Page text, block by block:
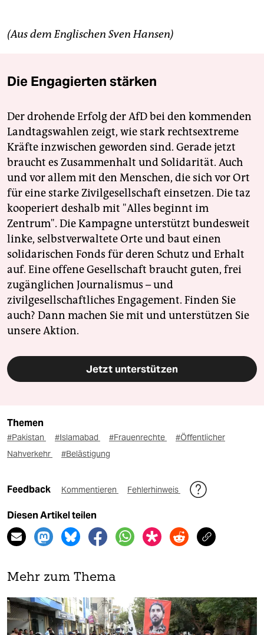
(Aus dem Englischen Sven Hansen)
Die Engagierten stärken
Der drohende Erfolg der AfD bei den kommenden
Landtagswahlen zeigt, wie stark rechtsextreme
Kräfte inzwischen geworden sind. Gerade jetzt
braucht es Zusammenhalt und Solidarität. Auch
und vor allem mit den Menschen, die sich vor Ort
für eine starke Zivilgesellschaft einsetzen. Die taz
kooperiert deshalb mit "Alles beginnt im
Zentrum". Die Kampagne unterstützt bundesweit
linke, selbstverwaltete Orte und baut einen
solidarischen Fonds für deren Schutz und Erhalt
auf. Eine offene Gesellschaft braucht guten, frei
zugänglichen Journalismus – und
zivilgesellschaftliches Engagement. Finden Sie
auch? Dann machen Sie mit und unterstützen Sie
unsere Aktion.
Jetzt unterstützen
Themen
#Pakistan #Islamabad #Frauenrechte
#Öffentlicher
Nahverkehr
#Belästigung
Feedback Kommentieren Fehlerhinweis
Diesen Artikel teilen
Mehr zum Thema